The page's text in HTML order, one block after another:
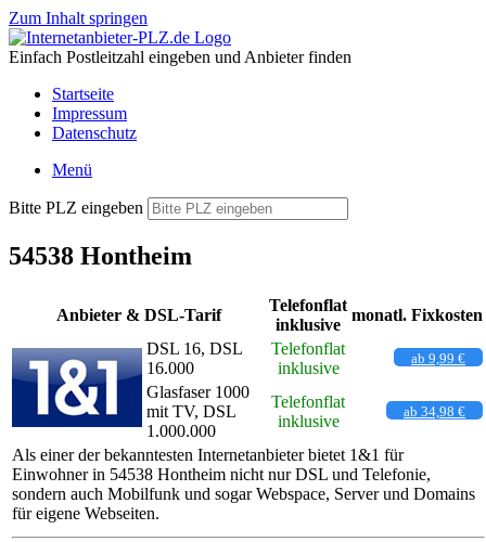
Zum Inhalt springen
Einfach Postleitzahl eingeben und Anbieter finden
Startseite
Impressum
Datenschutz
Menü
Bitte PLZ eingeben
54538 Hontheim
Anbieter & DSL-Tarif
Telefonflat
inklusive
monatl. Fixkosten
DSL 16, DSL
16.000
Telefonflat
inklusive
ab 9,99 €
Glasfaser 1000
mit TV, DSL
1.000.000
Telefonflat
inklusive
ab 34,98 €
Als einer der bekanntesten Internetanbieter bietet 1&1 für
Einwohner in 54538 Hontheim nicht nur DSL und Telefonie,
sondern auch Mobilfunk und sogar Webspace, Server und Domains
für eigene Webseiten.